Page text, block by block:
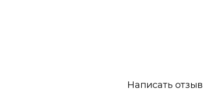
Написать отзыв